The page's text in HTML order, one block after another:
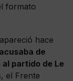
formato
hace
de
partido de Le
el Frente